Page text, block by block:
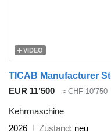
VIDEO
EUR 11’500 ≈ CHF 10’750
Kehrmaschine
2026
Zustand neu